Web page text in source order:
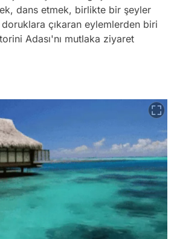
dans etmek, birlikte bir şeyler
çıkaran eylemlerden biri
Adası'nı mutlaka ziyaret